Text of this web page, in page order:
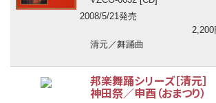
2008/5/21発売
2,200
清元／舞踊曲
邦楽舞踊シリーズ［清元］
神田祭／申酉（おまつり）